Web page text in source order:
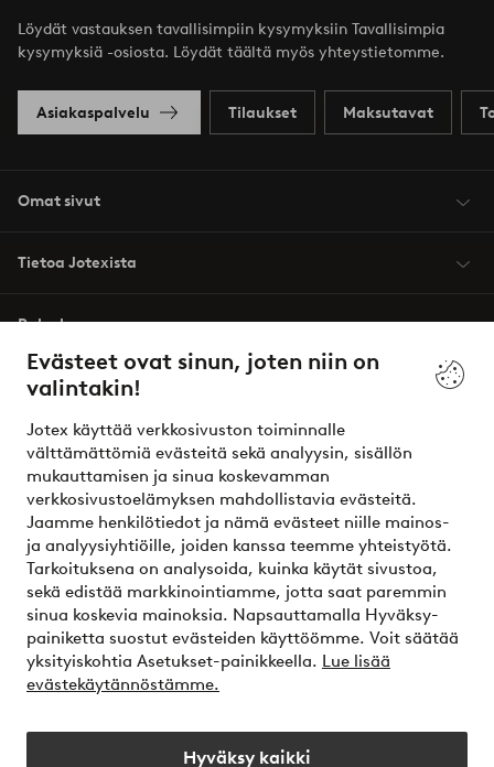
Evästeet ovat sinun, joten niin on
valintakin!
Jotex käyttää verkkosivuston toiminnalle
välttämättömiä evästeitä sekä analyysin, sisällön
mukauttamisen ja sinua koskevamman
verkkosivustoelämyksen mahdollistavia evästeitä.
Jaamme henkilötiedot ja nämä evästeet niille mainos-
ja analyysiyhtiöille, joiden kanssa teemme yhteistyötä.
Tarkoituksena on analysoida, kuinka käytät sivustoa,
sekä edistää markkinointiamme, jotta saat paremmin
sinua koskevia mainoksia. Napsauttamalla Hyväksy-
painiketta suostut evästeiden käyttöömme. Voit säätää
yksityiskohtia Asetukset-painikkeella. Lue lisää
evästekäytännöstämme.
Hyväksy kaikki
Löydät vastauksen tavallisimpiin kysymyksiin Tavallisimpia
kysymyksiä -osiosta. Löydät täältä myös yhteystietomme.
Asiakaspalvelu Tilaukset Maksutavat
Omat sivut
Tietoa Jotexista
Palvelumme
Ehdot
Ystävät
Turvalliset maksut – maksa nyt tai erissä
Haluatko tietää lisää maksuvaihtoehdoistamme?
elpy